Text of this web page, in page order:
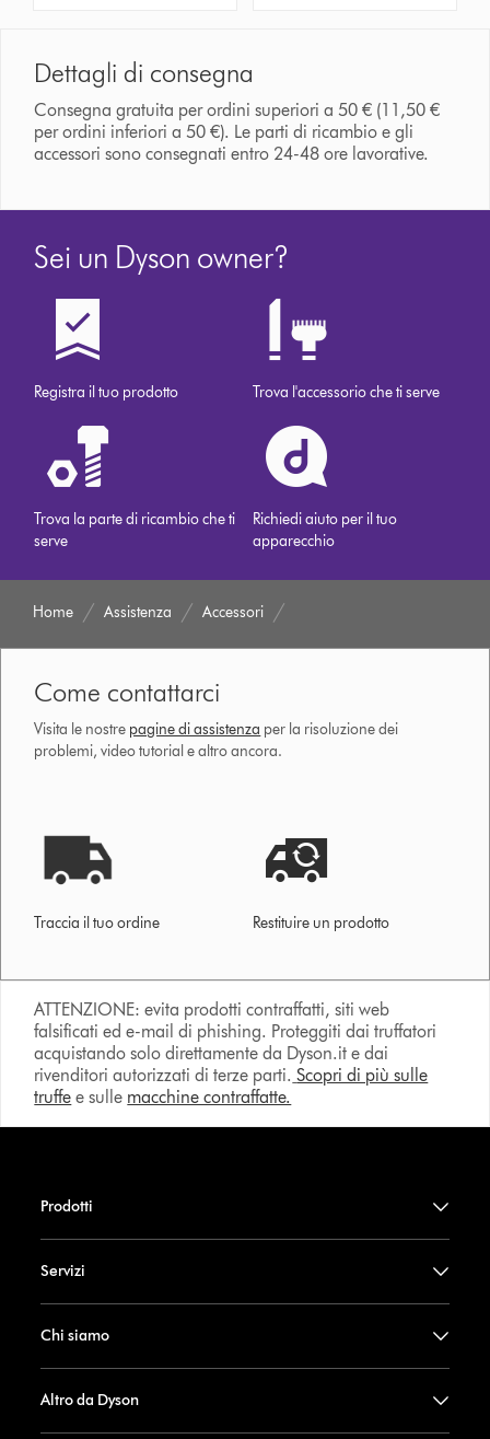
Dettagli di consegna
Consegna gratuita per ordini superiori a 50 € (11,50 €
per ordini inferiori a 50 €). Le parti di ricambio e gli
accessori sono consegnati entro 24-48 ore lavorative.
Sei un Dyson owner?
Registra il tuo prodotto Trova l'accessorio che ti serve
Trova la parte di ricambio che ti
serve
Richiedi aiuto per il tuo
apparecchio
Home Assistenza Accessori
Come contattarci
Visita le nostre pagine di assistenza per la risoluzione dei
problemi, video tutorial e altro ancora.
Traccia il tuo ordine Restituire un prodotto
ATTENZIONE: evita prodotti contraffatti, siti web
falsificati ed e-mail di phishing. Proteggiti dai truffatori
acquistando solo direttamente da Dyson.it e dai
rivenditori autorizzati di terze parti. Scopri di più sulle
truffe e sulle macchine contraffatte.
Prodotti
Servizi
Chi siamo
Altro da Dyson